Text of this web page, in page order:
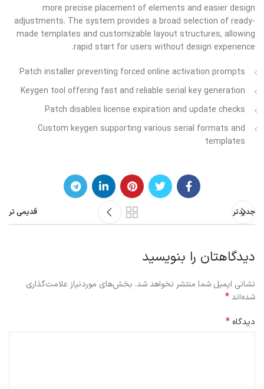
more precise placement of elements and easier design
adjustments. The system provides a broad selection of ready-
made templates and customizable layout structures, allowing
rapid start for users without design experience.
Patch installer preventing forced online activation prompts
Keygen tool offering fast and reliable serial key generation
Patch disables license expiration and update checks
Custom keygen supporting various serial formats and
templates
جدیدتر قدیمی تر
دیدگاهتان را بنویسید
نشانی ایمیل شما منتشر نخواهد شد. بخش‌های موردنیاز علامت‌گذاری
شده‌اند*
دیدگاه *